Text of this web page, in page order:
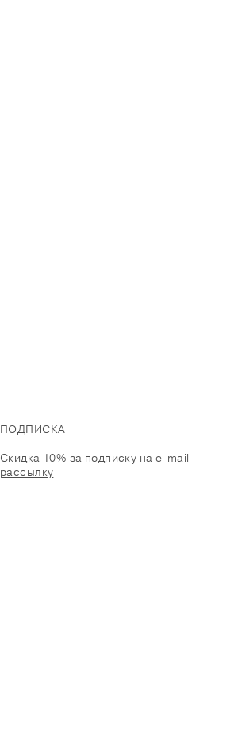
ПОДПИСКА
Скидка 10% за подписку на e-mail
рассылку